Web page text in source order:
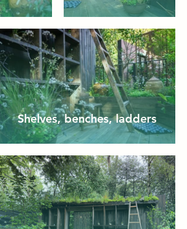
Shelves, benches, ladders